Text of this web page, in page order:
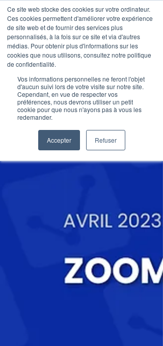
Ce site web stocke des cookies sur votre ordinateur.
Ces cookies permettent d'améliorer votre expérience
de site web et de fournir des services plus
personnalisés, à la fois sur ce site et via d'autres
médias. Pour obtenir plus d'informations sur les
cookies que nous utilisons, consultez notre politique
de confidentialité.
Vos informations personnelles ne feront l'objet
d'aucun suivi lors de votre visite sur notre site.
Cependant, en vue de respecter vos
préférences, nous devrons utiliser un petit
cookie pour que nous n'ayons pas à vous les
redemander.
Accepter Refuser
Articles de blog